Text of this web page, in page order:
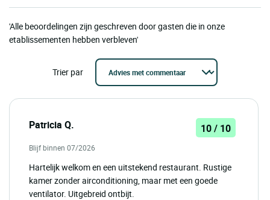
'Alle beoordelingen zijn geschreven door gasten die in onze
etablissementen hebben verbleven'
Trier par
Patricia Q. 10 / 10
Blijf binnen 07/2026
Hartelijk welkom en een uitstekend restaurant. Rustige
kamer zonder airconditioning, maar met een goede
ventilator. Uitgebreid ontbijt.